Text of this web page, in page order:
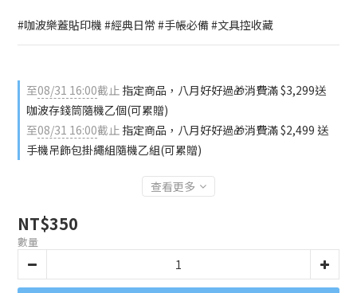
#咖波樂蓋貼印機 #經典日常 #手帳必備 #文具控收藏
至08/31 16:00截止 指定商品，八月好好過🎁消費滿 $3,299送
咖波存錢筒隨機乙個(可累贈)
至08/31 16:00截止 指定商品，八月好好過🎁消費滿 $2,499 送
手機吊飾包掛繩組隨機乙組(可累贈)
查看更多
NT$350
數量